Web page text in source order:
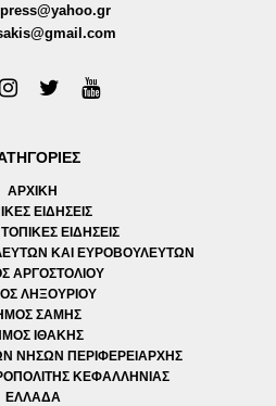
ΑΡΧΙΚΗ
ΕΙΔΗΣΕΙΣ
ΕΙΔΗΣΕΙΣ
ΚΑΙ ΕΥΡΟΒΟΥΛΕΥΤΩΝ
ΑΡΓΟΣΤΟΛΙΟΥ
ΛΗΞΟΥΡΙΟΥ
ΣΑΜΗΣ
ΙΘΑΚΗΣ
ΝΗΣΩΝ ΠΕΡΙΦΕΡΕΙΑΡΧΗΣ
ΚΕΦΑΛΛΗΝΙΑΣ
ΕΛΛΑΔΑ